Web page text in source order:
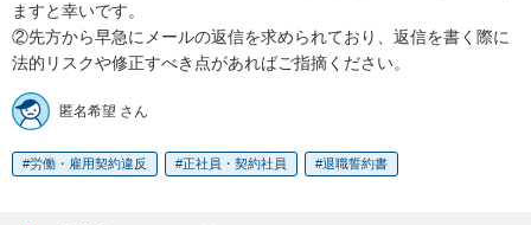
ますと幸いです。
②先方から早急にメールの返信を求められており、返信を書く際に
法的リスクや修正すべき点があればご指摘ください。
匿名希望 さん
労働・雇用契約違反 正社員・契約社員 退職誓約書